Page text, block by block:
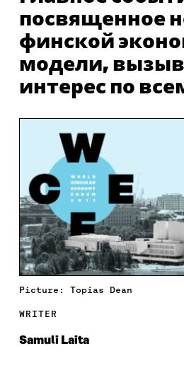
посвященное
финской
модели,
интерес по
Picture: Topias Dean
WRITER
Samuli Laita